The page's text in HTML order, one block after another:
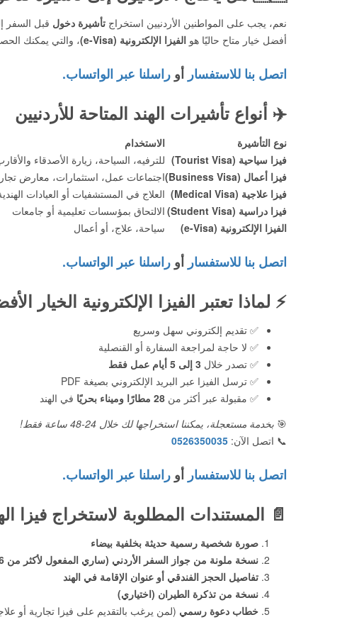
نعم، يجب على المواطنين الأردنيين استخراج تأشيرة دخول قبل السفر
أفضل خيار متاح حاليًا هو الفيزا الإلكترونية (e-Visa) ، والتي يمكنك
اتصل بنا للاستفسار أو راسلنا عبر الواتساب.
✈️ أنواع تأشيرات الهند المتاحة للأردنيين
نوع التأشيرة الاستخدام
فيزا سياحية (Tourist Visa)
للترفيه، السياحة، زيارة الأصدقاء
فيزا أعمال (Business Visa)
اجتماعات عمل، استثمارات، معارض
فيزا علاجية (Medical Visa)
العلاج في المستشفيات أو العيادات
فيزا دراسية (Student Visa)
الالتحاق بمؤسسات تعليمية أو جامعات
الفيزا الإلكترونية (e-Visa)
سياحة، علاج، أو أعمال
اتصل بنا للاستفسار أو راسلنا عبر الواتساب.
⚡ لماذا تعتبر الفيزا الإلكترونية الخيار
✅ تقديم إلكتروني سهل وسريع
✅ لا حاجة لمراجعة السفارة أو القنصلية
✅ تصدر خلال 3 إلى 5 أيام عمل فقط
✅ ترسل الفيزا عبر البريد الإلكتروني بصيغة PDF
✅ مقبولة عبر أكثر من 28 مطارًا وميناء بحريًا
في الهند
🎯 بخدمة مستعجلة، يمكننا استخراجها لك خلال 24-48 ساعة فقط!
📞 اتصل الآن: 0526350035
اتصل بنا للاستفسار أو راسلنا عبر الواتساب.
📄 المستندات المطلوبة لاستخراج فيزا
صورة شخصية رسمية حديثة بخلفية بيضاء
نسخة ملونة من جواز السفر الأردني (ساري المفعول لأكثر من 6 أشهر)
تفاصيل الحجز الفندقي أو عنوان الإقامة في الهند
نسخة من تذكرة الطيران (اختياري)
خطاب دعوة رسمي (لمن يرغب بالتقديم على فيزا تجارية أو